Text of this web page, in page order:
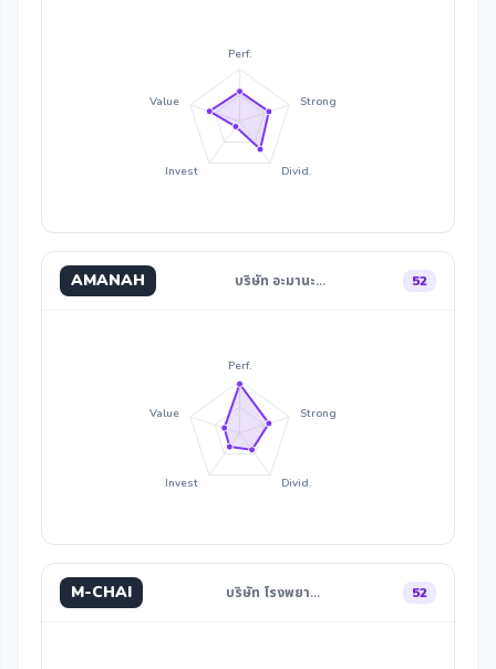
Perf.
Strong
Divid.
Invest
Value
AMANAH บริษัท อะมานะ… 52
Perf.
Strong
Divid.
Invest
Value
M-CHAI บริษัท โรงพยา… 52